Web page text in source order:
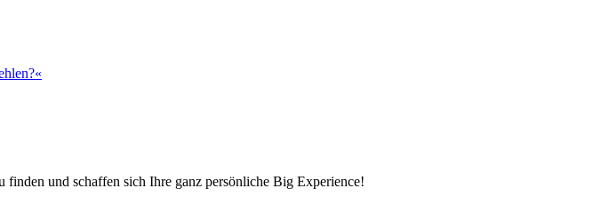
und schaffen sich Ihre ganz persönliche Big Experience!